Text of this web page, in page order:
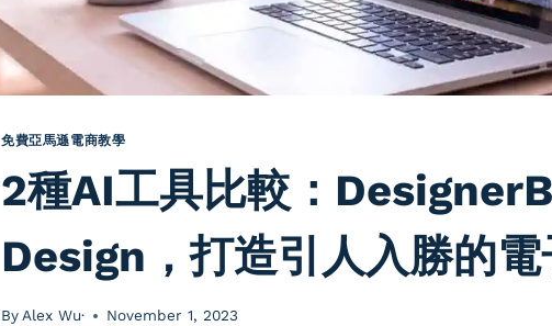
免費亞馬遜電商教學
2種AI工具比較：
Design，打造引人入勝的
ByAlex Wu· November 1, 2023